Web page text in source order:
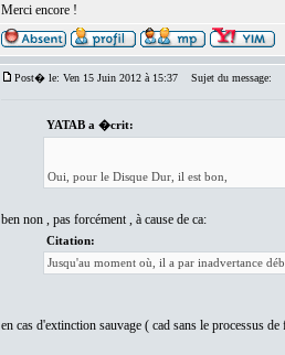
Merci encore !
Post� le: Ven 15 Juin 2012 à 15:37 Sujet du message:
YATAB a �crit:
Oui, pour le Disque Dur, il est bon,
ben non , pas forcément , à cause de ca:
Citation:
Jusqu'au moment où, il a par inadvertance
en cas d'extinction sauvage ( cad sans le processus